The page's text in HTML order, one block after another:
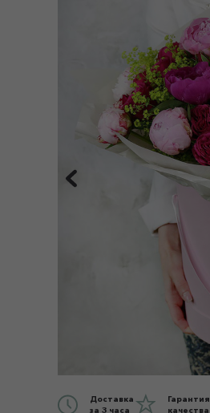
Доставка
за 3 часа
Гарантия
качества